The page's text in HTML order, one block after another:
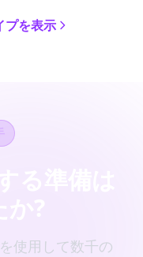
プを表示
使用して数千の